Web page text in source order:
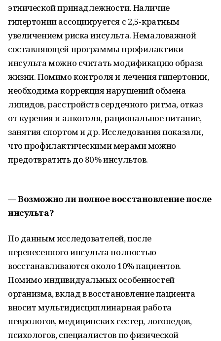
этнической принадлежности. Наличие
гипертонии ассоциируется с 2,5-кратным
увеличением риска инсульта. Немаловажной
составляющей программы профилактики
инсульта можно считать модификацию образа
жизни. Помимо контроля и лечения гипертонии,
необходима коррекция нарушений обмена
липидов, расстройств сердечного ритма, отказ
от курения и алкоголя, рациональное питание,
занятия спортом и др. Исследования показали,
что профилактическими мерами можно
предотвратить до 80% инсультов.
— Возможно ли полное восстановление после
инсульта?
По данным исследователей, после
перенесенного инсульта полностью
восстанавливаются около 10% пациентов.
Помимо индивидуальных особенностей
организма, вклад в восстановление пациента
вносит мультидисциплинарная работа
неврологов, медицинских сестер, логопедов,
психологов, специалистов по физической